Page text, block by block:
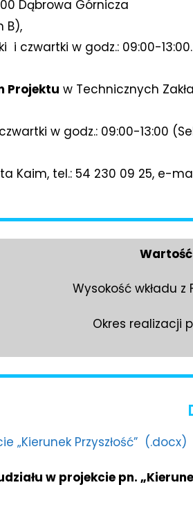
Dąbrowa Górnicza
B),
i czwartki w godz.: 09:00-13:00.
Projektu w Technicznych
w godz.: 09:00-13:00
Kaim, tel.: 54 230 09 25, e-
Wartość
Wysokość wkładu z
Okres realizacji
„Kierunek Przyszłość” (.docx)
w projekcie pn.